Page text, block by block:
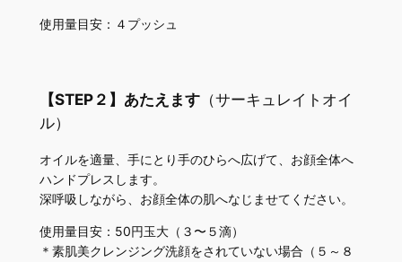
使用量目安：４プッシュ
【STEP２】あたえます（サーキュレイトオイ
ル）
オイルを適量、手にとり手のひらへ広げて、お顔全体へ
ハンドプレスします。
深呼吸しながら、お顔全体の肌へなじませてください。
使用量目安：50円玉大（３〜５滴）
＊素肌美クレンジング洗顔をされていない場合（５～８